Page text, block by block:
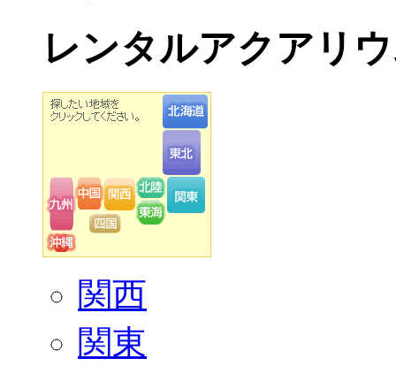
レンタルアクアリ
関西
関東